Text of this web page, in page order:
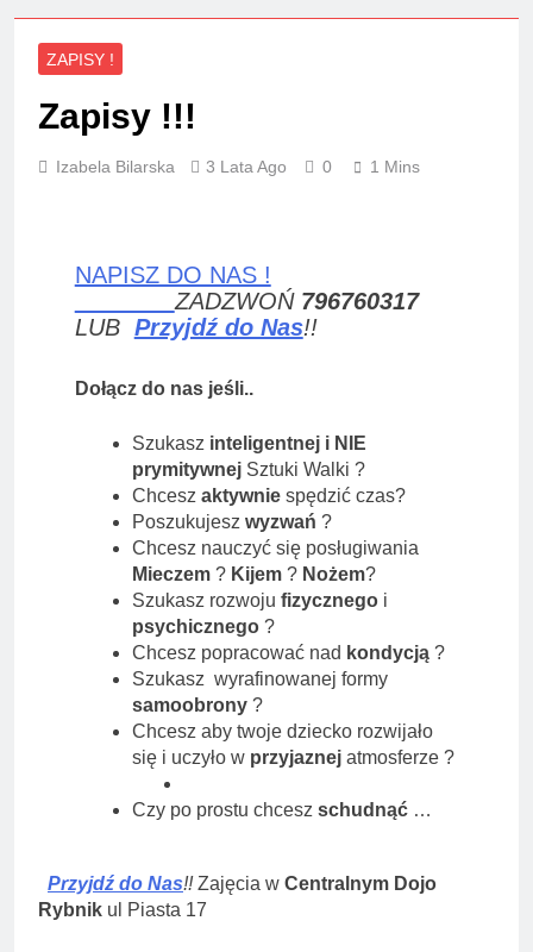
ZAPISY !
Zapisy !!!
Izabela Bilarska 3 Lata Ago 0 1 Mins
NAPISZ DO NAS !
ZADZWOŃ 796760317
LUB Przyjdź do Nas!!
Dołącz do nas jeśli..
Szukasz inteligentnej i NIE
prymitywnejSztuki Walki ?
Chcesz aktywniespędzić czas?
Poszukujesz wyzwań ?
Chcesz nauczyć się posługiwania
Mieczem? Kijem? Nożem?
Szukasz rozwoju fizycznegoi
psychicznego?
Chcesz popracować nad kondycją?
Szukasz wyrafinowanej formy
samoobrony?
Chcesz aby twoje dziecko rozwijało
się i uczyło w przyjaznejatmosferze ?
Czy po prostu chcesz schudnąć…
Przyjdź do Nas!!Zajęcia w Centralnym Dojo
Rybnik ul Piasta 17